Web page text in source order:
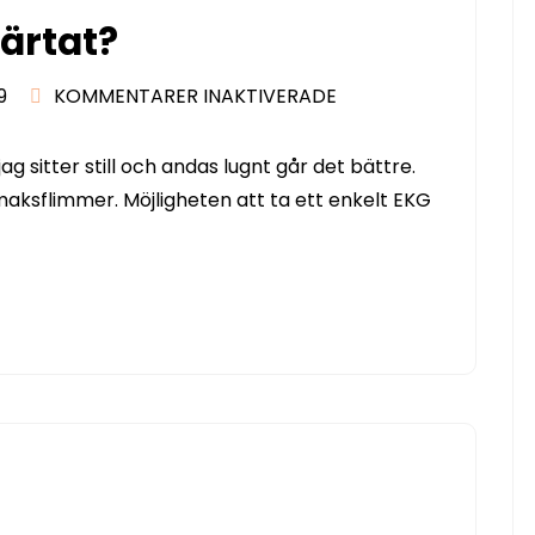
KOMMENTARER INAKTIVERADE
HUR
GÅR
sitter still och andas lugnt går det bättre.
Möjligheten att ta ett enkelt EKG